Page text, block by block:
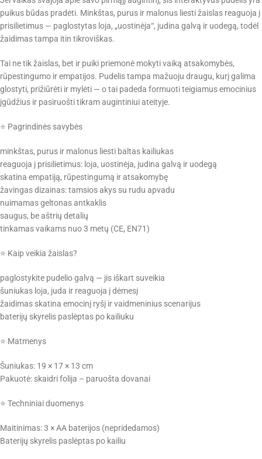
puikus būdas pradėti. Minkštas, purus ir malonus liesti žaislas reaguoja į
prisilietimus — paglostytas loja, „uostinėja“, judina galvą ir uodegą, todėl
žaidimas tampa itin tikroviškas.
Tai ne tik žaislas, bet ir puiki priemonė mokyti vaiką atsakomybės,
rūpestingumo ir empatijos. Pudelis tampa mažuoju draugu, kurį galima
glostyti, prižiūrėti ir mylėti — o tai padeda formuoti teigiamus emocinius
įgūdžius ir pasiruošti tikram augintiniui ateityje.
⭐ Pagrindinės savybės
minkštas, purus ir malonus liesti baltas kailiukas
reaguoja į prisilietimus: loja, uostinėja, judina galvą ir uodegą
skatina empatiją, rūpestingumą ir atsakomybę
žavingas dizainas: tamsios akys su rudu apvadu
nuimamas geltonas antkaklis
saugus, be aštrių detalių
tinkamas vaikams nuo 3 metų (CE, EN71)
⭐ Kaip veikia žaislas?
paglostykite pudelio galvą — jis iškart suveikia
šuniukas loja, juda ir reaguoja į dėmesį
žaidimas skatina emocinį ryšį ir vaidmeninius scenarijus
baterijų skyrelis paslėptas po kailiuku
⭐ Matmenys
Šuniukas: 19 × 17 × 13 cm
Pakuotė: skaidri folija – paruošta dovanai
⭐ Techniniai duomenys
Maitinimas: 3 × AA baterijos (nepridedamos)
Baterijų skyrelis paslėptas po kailiu